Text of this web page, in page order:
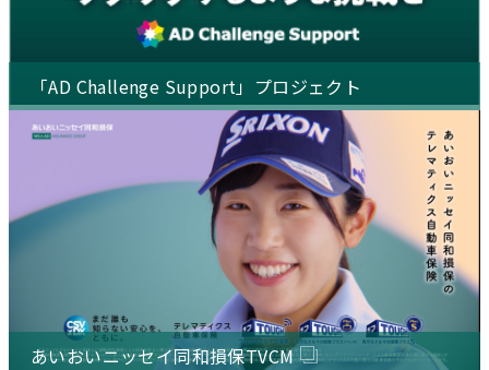
「AD Challenge Support」プロジェクト
あいおいニッセイ同和損保TVCM